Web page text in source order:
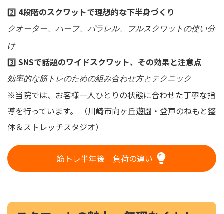
2️⃣ 4段階のスクワットで理想的な下半身づくり
クオーター、ハーフ、パラレル、フルスクワットの使い分
け
3️⃣ SNSで話題のワイドスクワット、その効果と注意点
効率的な筋トレのための組み合わせ方とテクニック
※当院では、お客様一人ひとりの状態に合わせた丁寧な指
導を行っています。 （川崎市向ヶ丘遊園・登戸のねもと整
体＆ストレッチスタジオ）
筋トレ半年後 負荷の違い